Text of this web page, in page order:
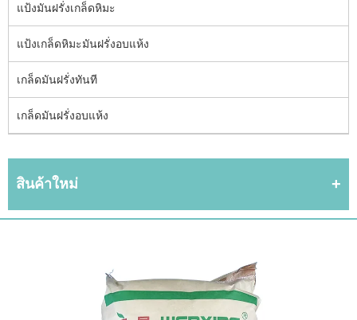
แป้งมันฝรั่งเกล็ดหิมะ
แป้งเกล็ดหิมะมันฝรั่งอบแห้ง
เกล็ดมันฝรั่งทันที
เกล็ดมันฝรั่งอบแห้ง
สินค้าใหม่